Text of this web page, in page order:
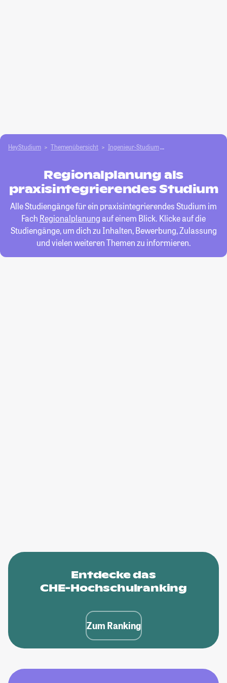
HeyStudium Themenübersicht Ingenieur-Studium
Regionalplanung als
praxisintegrierendes Studium
Alle Studiengänge für ein praxisintegrierendes Studium im
Fach Regionalplanungauf einem Blick. Klicke auf die
Studiengänge, um dich zu Inhalten, Bewerbung, Zulassung
und vielen weiteren Themen zu informieren.
Entdecke das
CHE-Hochschulranking
Zum Ranking